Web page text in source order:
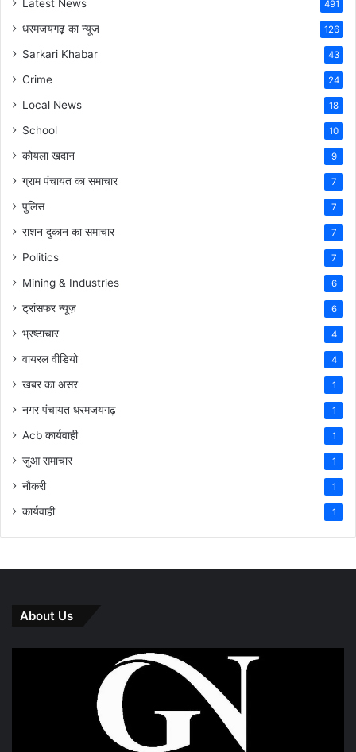
Latest News 491
धरमजयगढ़ का न्यूज़ 126
Sarkari Khabar 43
Crime 24
Local News 18
School 10
कोयला खदान 9
ग्राम पंचायत का समाचार 7
पुलिस 7
राशन दुकान का समाचार 7
Politics 7
Mining & Industries 6
ट्रांसफर न्यूज़ 6
भ्रष्टाचार 4
वायरल वीडियो 4
खबर का असर 1
नगर पंचायत धरमजयगढ़ 1
Acb कार्यवाही 1
जुआ समाचार 1
नौकरी 1
कार्यवाही 1
About Us